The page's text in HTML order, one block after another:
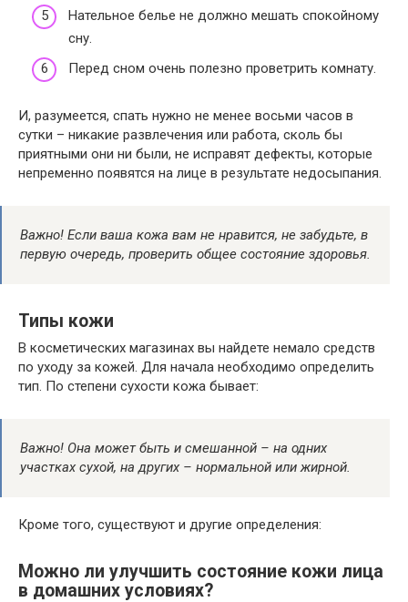
Нательное белье не должно мешать спокойному
сну.
Перед сном очень полезно проветрить комнату.
И, разумеется, спать нужно не менее восьми часов в
сутки – никакие развлечения или работа, сколь бы
приятными они ни были, не исправят дефекты, которые
непременно появятся на лице в результате недосыпания.
Важно! Если ваша кожа вам не нравится, не забудьте, в
первую очередь, проверить общее состояние здоровья.
Типы кожи
В косметических магазинах вы найдете немало средств
по уходу за кожей. Для начала необходимо определить
тип. По степени сухости кожа бывает:
Важно! Она может быть и смешанной – на одних
участках сухой, на других – нормальной или жирной.
Кроме того, существуют и другие определения:
Можно ли улучшить состояние кожи лица
в домашних условиях?